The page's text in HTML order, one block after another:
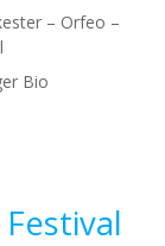
– Orfeo –
Bio